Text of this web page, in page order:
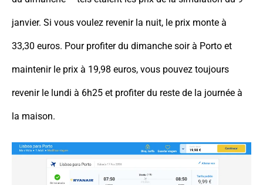
janvier. Si vous voulez revenir la nuit, le prix monte à
33,30 euros. Pour profiter du dimanche soir à Porto et
maintenir le prix à 19,98 euros, vous pouvez toujours
revenir le lundi à 6h25 et profiter du reste de la journée à
la maison.